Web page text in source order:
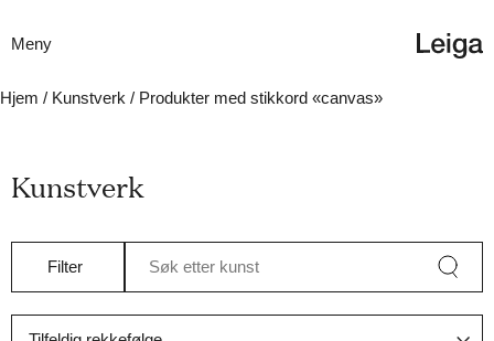
Meny
Hjem / Kunstverk / Produkter med stikkord «canvas»
Kunstverk
Filter Søk etter kunst